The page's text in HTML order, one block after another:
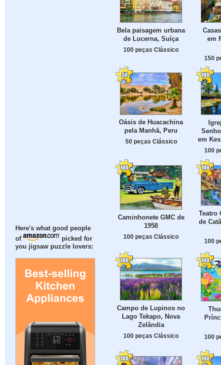
Here's what good people
of
picked for
you jigsaw puzzle lovers:
Bela paisagem urbana
de Lucerna, Suíça
100 peças Clássico
em
150
Oásis de Huacachina
pela Manhã, Peru
50 peças Clássico
em
100
Caminhonete GMC de
1958
100 peças Clássico
Teatro
de
100
Campo de Lupinos no
Lago Tekapo, Nova
Zelândia
100 peças Clássico 100